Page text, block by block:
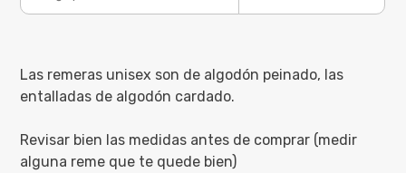
Las remeras unisex son de algodón peinado, las
entalladas de algodón cardado.
Revisar bien las medidas antes de comprar (medir
alguna reme que te quede bien)